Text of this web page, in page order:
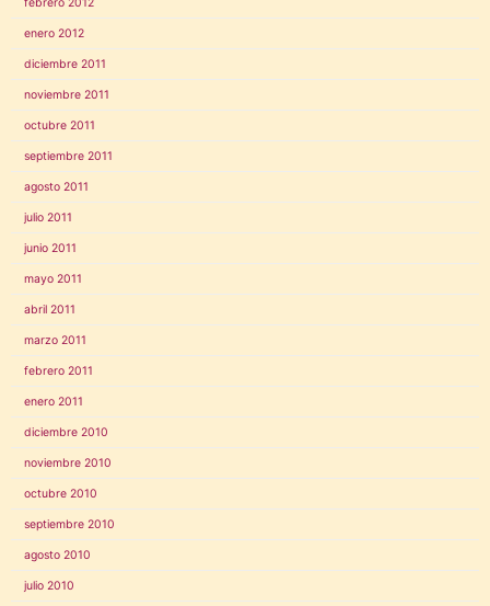
enero 2012
diciembre 2011
noviembre 2011
octubre 2011
septiembre 2011
agosto 2011
julio 2011
junio 2011
mayo 2011
abril 2011
marzo 2011
febrero 2011
enero 2011
diciembre 2010
noviembre 2010
octubre 2010
septiembre 2010
agosto 2010
julio 2010